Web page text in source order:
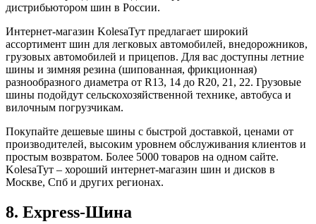
дистрибьютором шин в России.
Интернет-магазин KolesaТут предлагает широкий
ассортимент шин для легковых автомобилей, внедорожников,
грузовых автомобилей и прицепов. Для вас доступны летние
шины и зимняя резина (шипованная, фрикционная)
разнообразного диаметра от R13, 14 до R20, 21, 22. Грузовые
шины подойдут сельскохозяйственной технике, автобуса и
вилочным погрузчикам.
Покупайте дешевые шины с быстрой доставкой, ценами от
производителей, высоким уровнем обслуживания клиентов и
простым возвратом. Более 5000 товаров на одном сайте.
KolesaТут – хороший интернет-магазин шин и дисков в
Москве, Спб и других регионах.
8. Express-Шина